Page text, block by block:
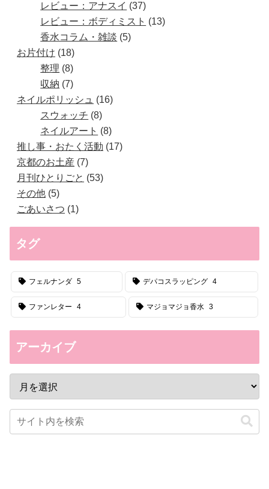
レビュー：アナスイ
37
レビュー：ボディミスト
13
香水コラム・雑談 5
お片付け
18
整理 8
収納 7
ネイルポリッシュ
16
スウォッチ 8
ネイルアート
8
推し事・おたく活動
17
京都のお土産 7
月刊ひとりごと
53
その他 5
ごあいさつ
1
タグ
フェルナンダ 5 デパコスラッピング 4
ファンレター 4 マジョマジョ香水 3
アーカイブ